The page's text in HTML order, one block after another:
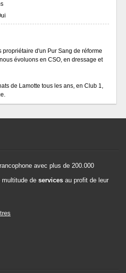
d'un Pur Sang de réforme
évoluons en CSO, en dressage et
de Lamotte tous les ans, en Club 1,
avec plus de 200.000
multitude de services au profit de leur